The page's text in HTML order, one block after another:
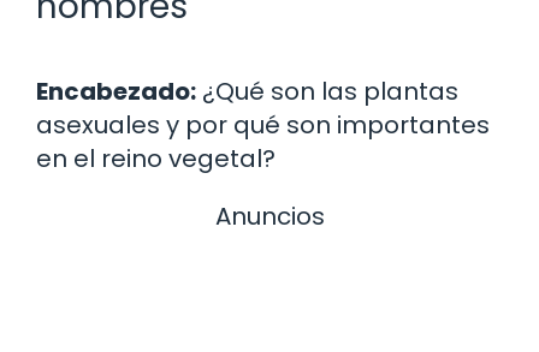
Encabezado: ¿Qué son las plantas
asexuales y por qué son importantes
en el reino vegetal?
Anuncios